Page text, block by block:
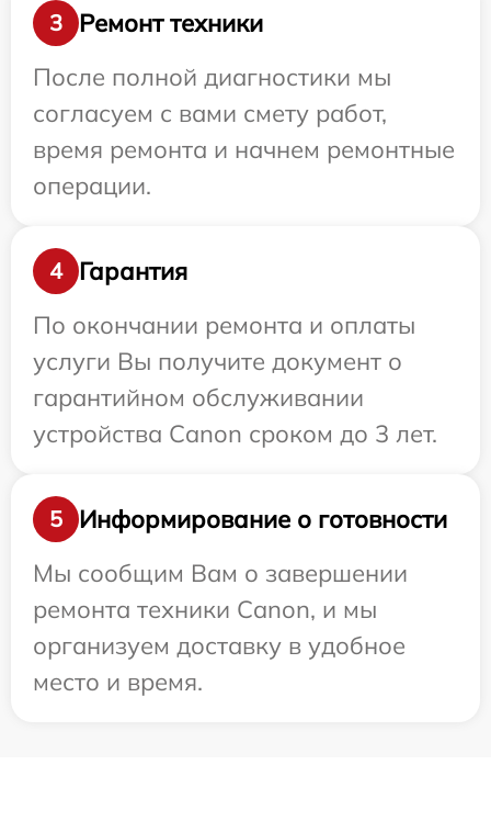
3
Ремонт техники
После полной диагностики мы
согласуем с вами смету работ,
время ремонта и начнем ремонтные
операции.
4
Гарантия
По окончании ремонта и оплаты
услуги Вы получите документ о
гарантийном обслуживании
устройства Canon сроком до 3 лет.
5
Информирование о готовности
Мы сообщим Вам о завершении
ремонта техники Canon, и мы
организуем доставку в удобное
место и время.